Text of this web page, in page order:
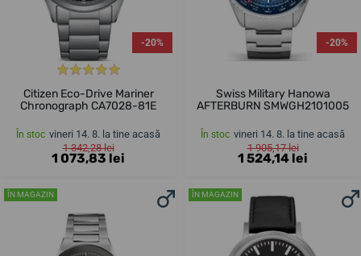
-20%
Citizen Eco-Drive Mariner
Chronograph CA7028-81E
În stoc vineri 14. 8. la tine acasă
1 342,28 lei
1 073,83 lei
-20%
Swiss Military Hanowa
AFTERBURN SMWGH2101005
În stoc vineri 14. 8. la tine acasă
1 905,17 lei
1 524,14 lei
ÎN MAGAZIN ÎN MAGAZIN